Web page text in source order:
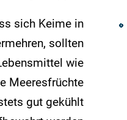
sich Keime in
sollten
wie
Meeresfrüchte
gut gekühlt